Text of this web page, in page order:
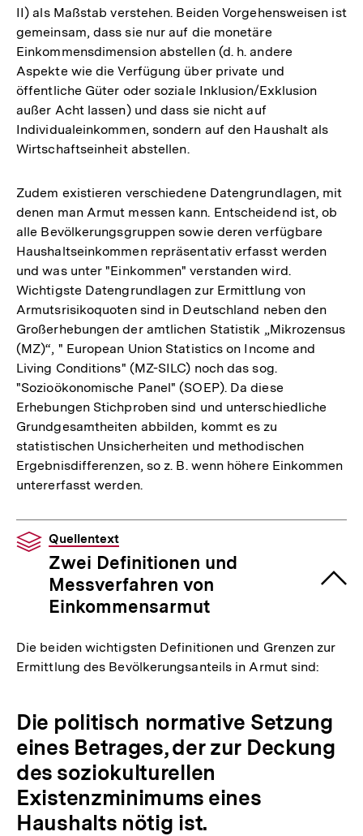
II) als Maßstab verstehen. Beiden Vorgehensweisen ist
gemeinsam, dass sie nur auf die monetäre
Einkommensdimension abstellen (d. h. andere
Aspekte wie die Verfügung über private und
öffentliche Güter oder soziale Inklusion/Exklusion
außer Acht lassen) und dass sie nicht auf
Individualeinkommen, sondern auf den Haushalt als
Wirtschaftseinheit abstellen.
Zudem existieren verschiedene Datengrundlagen, mit
denen man Armut messen kann. Entscheidend ist, ob
alle Bevölkerungsgruppen sowie deren verfügbare
Haushaltseinkommen repräsentativ erfasst werden
und was unter "Einkommen" verstanden wird.
Wichtigste Datengrundlagen zur Ermittlung von
Armutsrisikoquoten sind in Deutschland neben den
Großerhebungen der amtlichen Statistik „Mikrozensus
(MZ)“, " European Union Statistics on Income and
Living Conditions" (MZ-SILC) noch das sog.
"Sozioökonomische Panel" (SOEP). Da diese
Erhebungen Stichproben sind und unterschiedliche
Grundgesamtheiten abbilden, kommt es zu
statistischen Unsicherheiten und methodischen
Ergebnisdifferenzen, so z. B. wenn höhere Einkommen
untererfasst werden.
Quellentext
Zwei Definitionen und
Messverfahren von
Einkommensarmut
Die beiden wichtigsten Definitionen und Grenzen zur
Ermittlung des Bevölkerungsanteils in Armut sind:
Die politisch normative Setzung
eines Betrages, der zur Deckung
des soziokulturellen
Existenzminimums eines
Haushalts nötig ist.